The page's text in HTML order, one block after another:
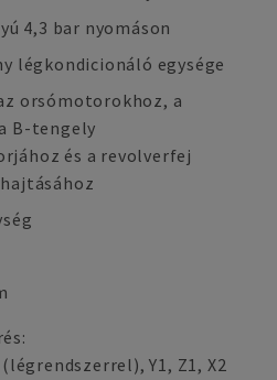
4,3 bar nyomáson
légkondicionáló egysége
orsómotorokhoz, a
B-tengely
és a revolverfej
Y1, Z1, X2